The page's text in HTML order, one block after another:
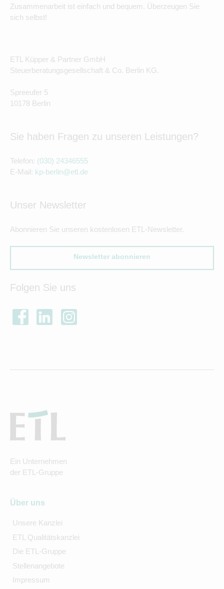
Zusammenarbeit ist einfach und bequem. Überzeugen Sie
sich selbst!
ETL Küpper & Partner GmbH
Steuerberatungsgesellschaft & Co. Berlin KG.
Spreeufer 5
10178 Berlin
Sie haben Fragen zu unseren Leistungen?
Telefon: (030) 24346555
E-Mail: kp-berlin@etl.de
Unser Newsletter
Abonnieren Sie unseren kostenlosen ETL-Newsletter.
Newsletter abonnieren
Folgen Sie uns
Ein Unternehmen
der ETL-Gruppe
Über uns
Unsere Kanzlei
ETL Qualitätskanzlei
Die ETL-Gruppe
Stellenangebote
Impressum